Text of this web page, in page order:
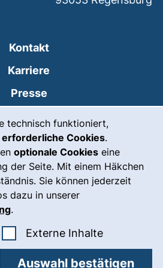
technisch funktioniert,
erforderliche Cookies.
optionale Cookies eine
der Seite. Mit einem Häkchen
Sie können jederzeit
dazu in unserer
.
Cookies akzeptieren
Externe Inhalte: Externe
Auswahl bestätigen
Kontakt
Karriere
Presse
Sprache
Notfall(externer Link, öffnet
Impressum
Datenschutz